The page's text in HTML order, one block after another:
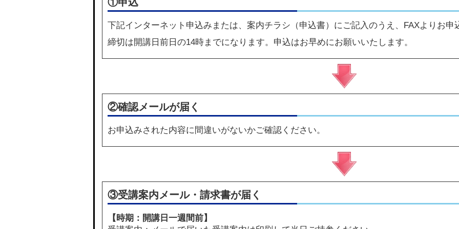
下記インターネット申込み または、 案内チラシ（申込書） にご記入のうえ、FAXよりお申
締切は開講日前日の14時までになります。申込はお早めにお願いいたします。
②確認メールが届く
お申込みされた内容に間違いがないかご確認ください。
③受講案内メール・請求書が届く
【時期：開講日一週間前】